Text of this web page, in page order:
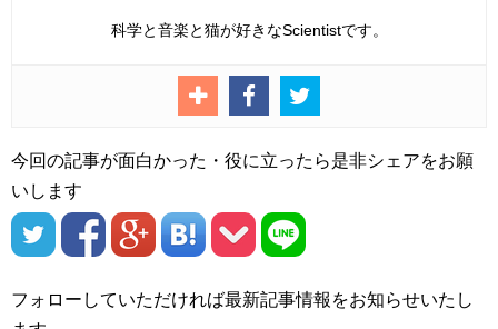
科学と音楽と猫が好きなScientistです。
今回の記事が面白かった・役に立ったら是非シェアをお願
いします
フォローしていただければ最新記事情報をお知らせいたし